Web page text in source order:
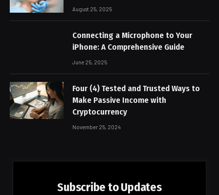
August 25, 2025
Connecting a Microphone to Your
iPhone: A Comprehensive Guide
June 25, 2025
Four (4) Tested and Trusted Ways to
Make Passive Income with
Cryptocurrency
November 25, 2024
Subscribe to Updates